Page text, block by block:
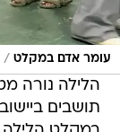
עומר אדם במקלט /
הלילה נורה
תושבים